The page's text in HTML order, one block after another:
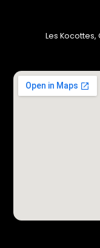
Les Kocottes,